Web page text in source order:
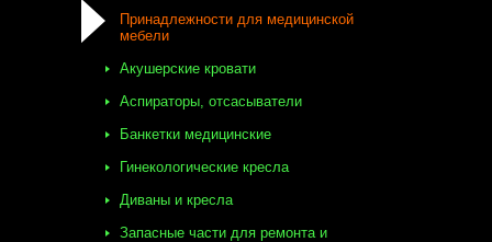
Принадлежности для медицинской
мебели
Акушерские кровати
Аспираторы, отсасыватели
Банкетки медицинские
Гинекологические кресла
Диваны и кресла
Запасные части для ремонта и